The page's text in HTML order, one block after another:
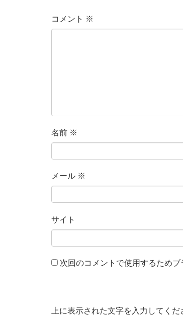
コメント ※
名前 ※
メール ※
サイト
次回のコメントで使用するため
上に表示された文字を入力してくだ